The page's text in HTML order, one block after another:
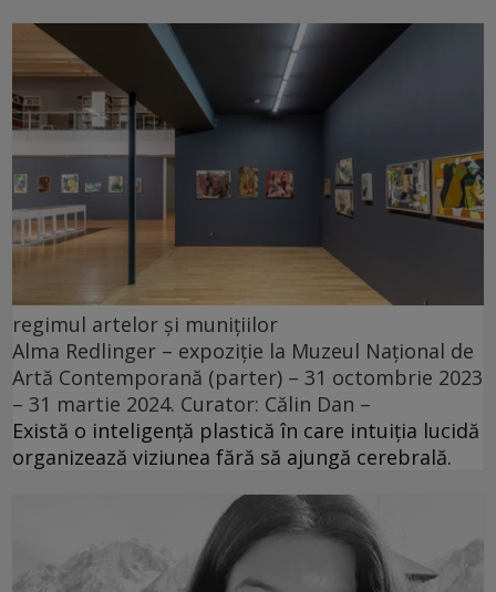
regimul artelor și munițiilor
Alma Redlinger – expoziție la Muzeul Național de
Artă Contemporană (parter) – 31 octombrie 2023
– 31 martie 2024. Curator: Călin Dan –
Există o inteligență plastică în care intuiția lucidă
organizează viziunea fără să ajungă cerebrală.